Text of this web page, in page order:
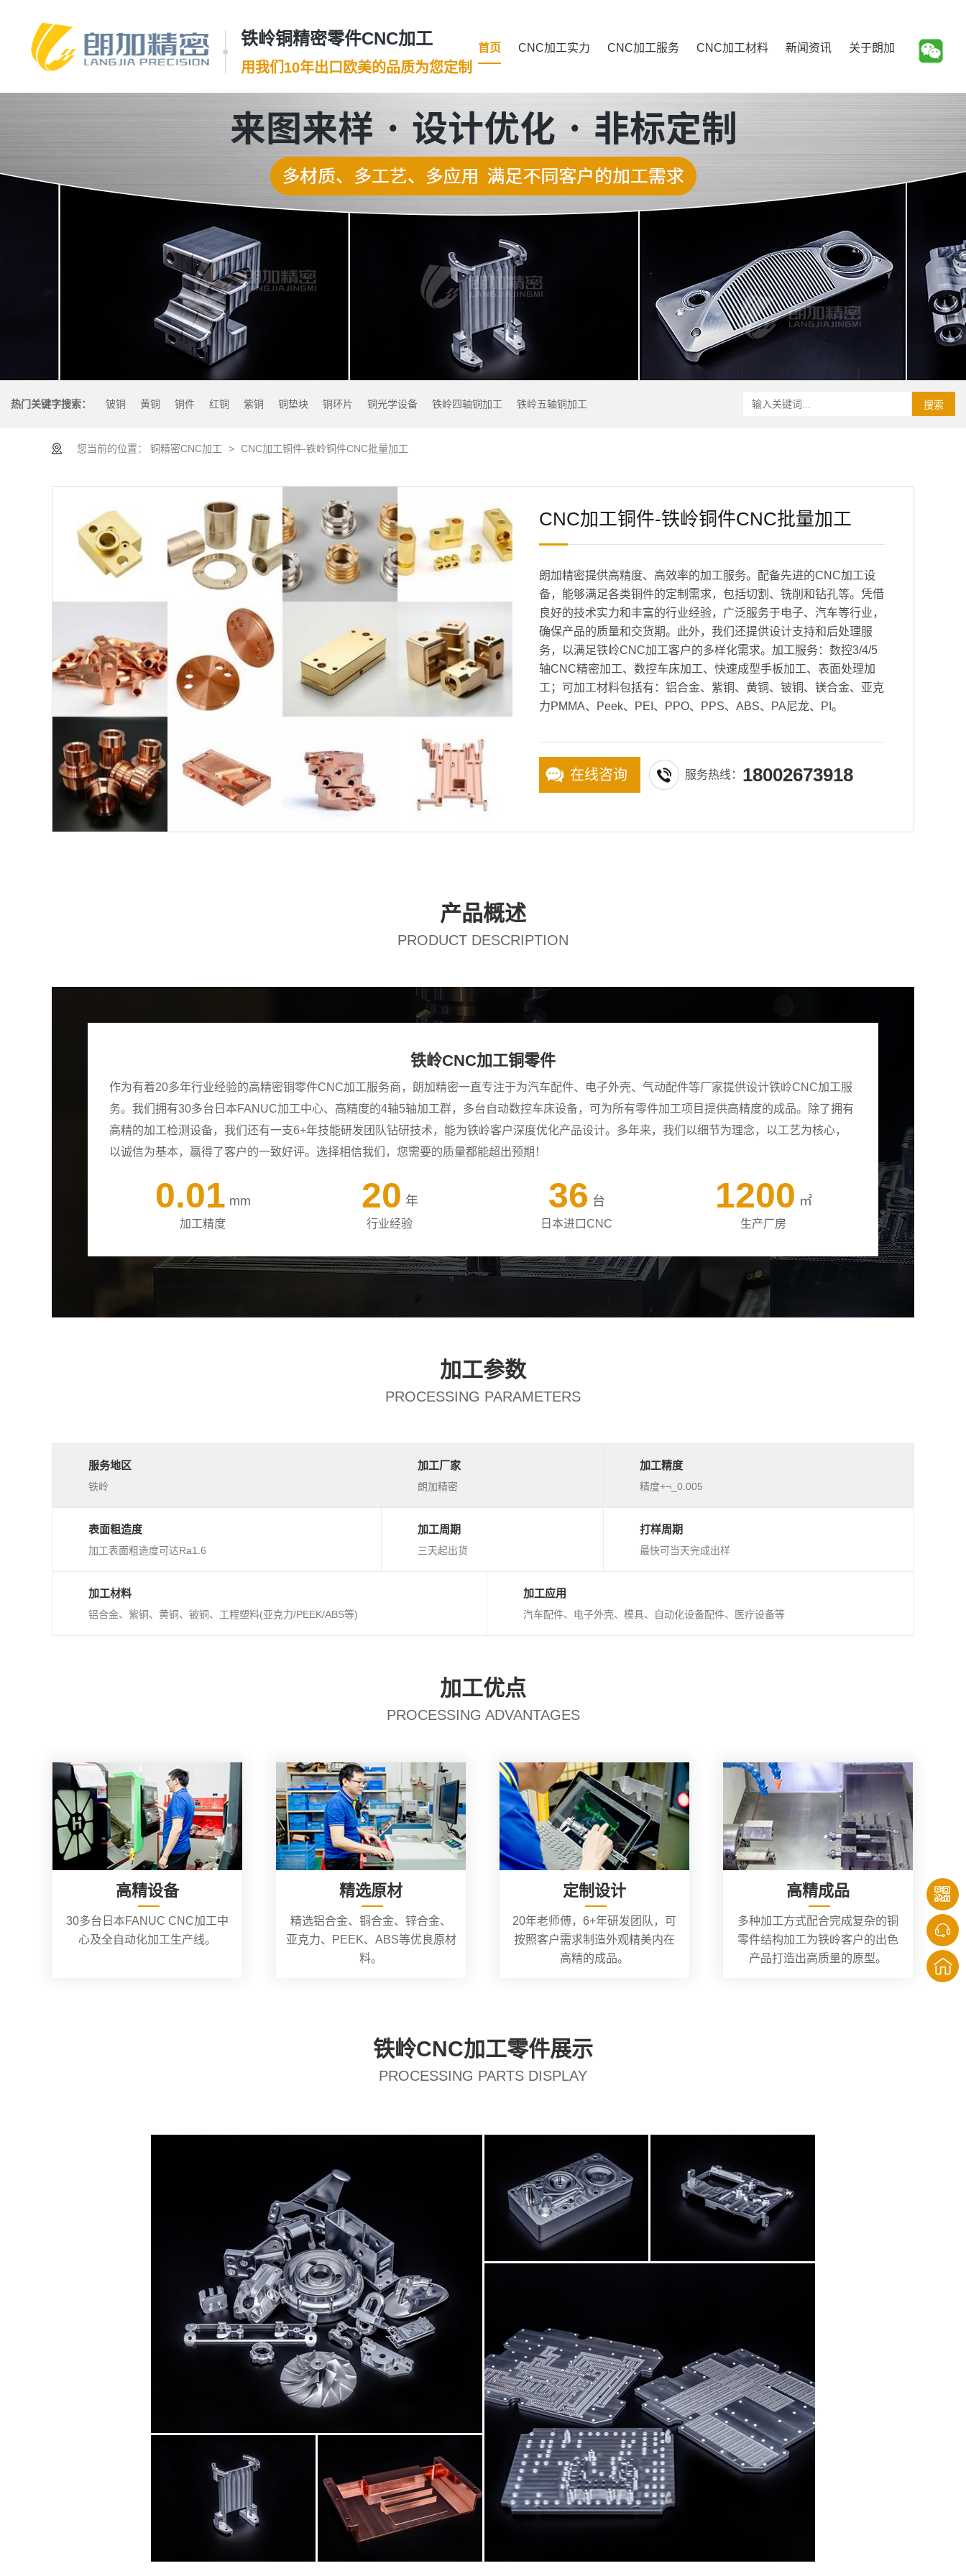
铁岭铜精密零件CNC加工
用我们10年出口欧美的品质为您定制
首页 CNC加工实力 CNC加工服务 CNC加工材料 新闻资讯 关于朗加
热门关键字搜索： 铍铜 黄铜 铜件 红铜 紫铜 铜垫块 铜环片 铜光学设备 铁岭四轴铜加工 铁岭五轴铜加工 搜索
您当前的位置： 铜精密CNC加工 > CNC加工铜件-铁岭铜件CNC批量加工
CNC加工铜件-铁岭铜件CNC批量加工
朗加精密提供高精度、高效率的加工服务。配备先进的CNC加工设
备，能够满足各类铜件的定制需求，包括切割、铣削和钻孔等。凭借
良好的技术实力和丰富的行业经验，广泛服务于电子、汽车等行业，
确保产品的质量和交货期。此外，我们还提供设计支持和后处理服
务，以满足铁岭CNC加工客户的多样化需求。加工服务：数控3/4/5
轴CNC精密加工、数控车床加工、快速成型手板加工、表面处理加
工；可加工材料包括有：铝合金、紫铜、黄铜、铍铜、镁合金、亚克
力PMMA、Peek、PEI、PPO、PPS、ABS、PA尼龙、PI。
在线咨询 服务热线： 18002673918
产品概述
PRODUCT DESCRIPTION
铁岭CNC加工铜零件
作为有着20多年行业经验的高精密铜零件CNC加工服务商，朗加精密一直专注于为汽车配件、电子外壳、气动配件等厂家提供设计铁岭CNC加工服
务。我们拥有30多台日本FANUC加工中心、高精度的4轴5轴加工群，多台自动数控车床设备，可为所有零件加工项目提供高精度的成品。除了拥有
高精的加工检测设备，我们还有一支6+年技能研发团队钻研技术，能为铁岭客户深度优化产品设计。多年来，我们以细节为理念，以工艺为核心，
以诚信为基本，赢得了客户的一致好评。选择相信我们，您需要的质量都能超出预期！
0.01 mm
加工精度
20 年
行业经验
36 台
日本进口CNC
1200 ㎡
生产厂房
加工参数
PROCESSING PARAMETERS
服务地区
铁岭
加工厂家
朗加精密
加工精度
精度+¬_0.005
表面粗造度
加工表面粗造度可达Ra1.6
加工周期
三天起出货
打样周期
最快可当天完成出样
加工材料
铝合金、紫铜、黄铜、铍铜、工程塑料(亚克力/PEEK/ABS等)
加工应用
汽车配件、电子外壳、模具、自动化设备配件、医疗设备等
加工优点
PROCESSING ADVANTAGES
高精设备
30多台日本FANUC CNC加工中
心及全自动化加工生产线。
精选原材
精选铝合金、铜合金、锌合金、
亚克力、PEEK、ABS等优良原材
料。
定制设计
20年老师傅，6+年研发团队，可
按照客户需求制造外观精美内在
高精的成品。
高精成品
多种加工方式配合完成复杂的铜
零件结构加工为铁岭客户的出色
产品打造出高质量的原型。
铁岭CNC加工零件展示
PROCESSING PARTS DISPLAY